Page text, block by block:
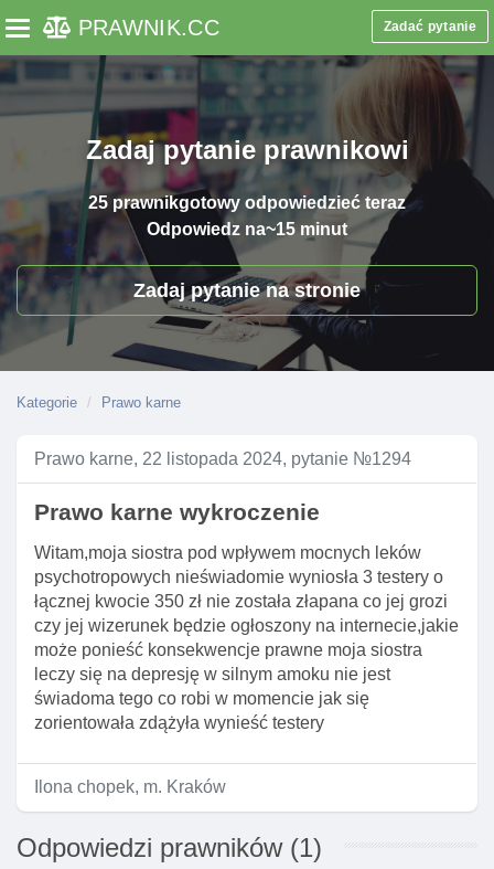
Toggle navigation
PRAWNIK.CC Zadać pytanie
Zadaj pytanie prawnikowi
25 prawnikgotowy odpowiedzieć teraz
Odpowiedz na~15 minut
Zadaj pytanie na stronie
Kategorie Prawo karne
Prawo karne, 22 listopada 2024, pytanie №1294
Prawo karne wykroczenie
Witam,moja siostra pod wpływem mocnych leków
psychotropowych nieświadomie wyniosła 3 testery o
łącznej kwocie 350 zł nie została złapana co jej grozi
czy jej wizerunek będzie ogłoszony na internecie,jakie
może ponieść konsekwencje prawne moja siostra
leczy się na depresję w silnym amoku nie jest
świadoma tego co robi w momencie jak się
zorientowała zdążyła wynieść testery
Ilona chopek, m. Kraków
Odpowiedzi prawników (1)